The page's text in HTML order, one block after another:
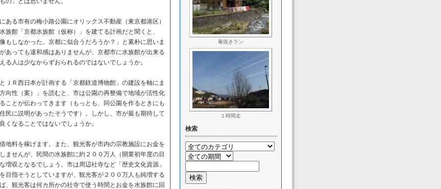
る市有の梅小路公園にオリックス不動産（東京都港区）
族館「京都水族館（仮称）」を建てる計画だと聞くと、
もしなかった。京都に似合うだろうか？」と素朴に思いま
あっても違和感はありませんが、京都市に水族館が出来る
る人は少なからずおられるのではないでしょうか。
ＪＲ西日本が計画する「京都鉄道博物館」の建設を軸にま
向性（案）」を読むと、市は公園の再整備で地域が活性化
ことが伝わってきます（もっとも、同公園を作るときにも
民に説明があったそうです）。しかし、市が最も期待して
くなることではないでしょうか。
地料を稼げます。また、観光客が市内の宗教施設にお金を
ませんが、民間の水族館に約２００万人（開業初年度の目
増収となるでしょう。市は周辺社寺など「歴史文化資源」
目指そうとしていますが、観光客が２００万人も純増する
、観光客は何カ所かの社寺で使う時間とお金を水族館に回
毒抜きラン
１時間走
検索